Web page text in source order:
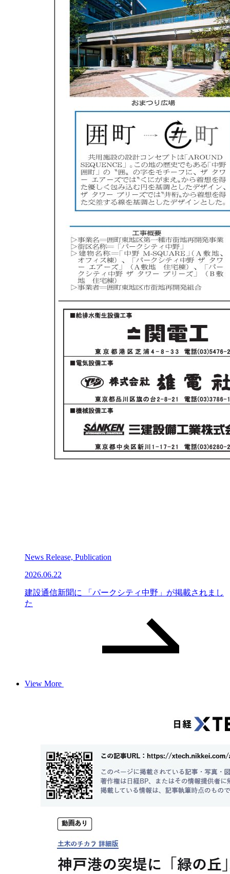
News Release, Publication
2026.06.22
建設通信新聞に 「パークシティ中野」が掲載されまし
た
View More